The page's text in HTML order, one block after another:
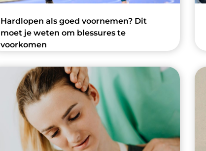
Hardlopen als goed voornemen? Dit
moet je weten om blessures te
voorkomen